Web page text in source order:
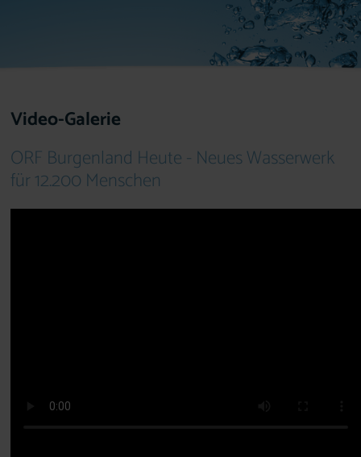
Video-Galerie
ORF Burgenland Heute - Neues Wasserwerk
für 12.200 Menschen